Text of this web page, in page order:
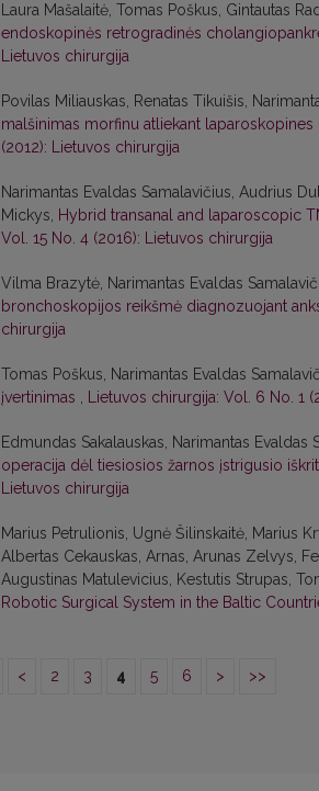
Laura Mašalaitė, Tomas Poškus, Gintautas
endoskopinės retrogradinės
Lietuvos chirurgija
Povilas Miliauskas, Renatas Tikuišis,
malšinimas morfinu atliekant
(2012): Lietuvos chirurgija
Narimantas Evaldas Samalavičius, Audrius
Mickys, Hybrid transanal and laparoscopic
Vol. 15 No. 4 (2016): Lietuvos chirurgija
Vilma Brazytė, Narimantas Evaldas
bronchoskopijos reikšmė diagnozuojant
chirurgija
Tomas Poškus, Narimantas Evaldas
įvertinimas , Lietuvos chirurgija: Vol. 6 No. 1
Edmundas Sakalauskas, Narimantas
operacija dėl tiesiosios žarnos įstrigusio
Lietuvos chirurgija
Marius Petrulionis, Ugnė Šilinskaitė, Marius
Albertas Cekauskas, Arnas, Arunas Zelvys,
Augustinas Matulevicius, Kestutis Strupas,
Robotic Surgical System in the Baltic
< 2 3 4 5 6 > >>